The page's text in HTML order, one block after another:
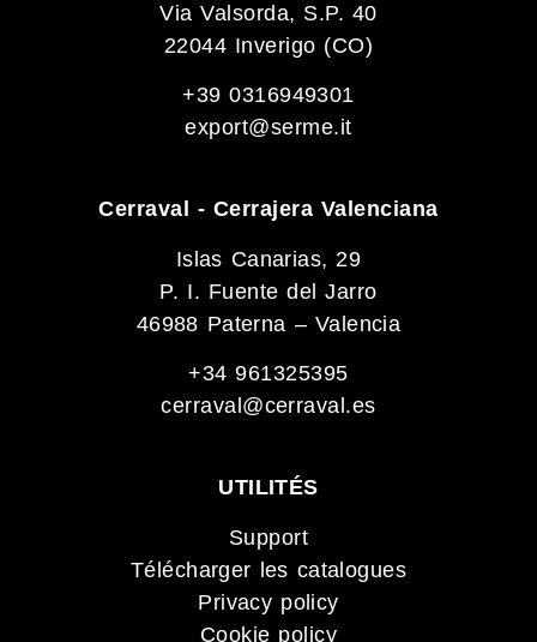
Via Valsorda, S.P. 40
22044 Inverigo (CO)
+39 0316949301
export@serme.it
Cerraval - Cerrajera Valenciana
Islas Canarias, 29
P. I. Fuente del Jarro
46988 Paterna – Valencia
+34 961325395
cerraval@cerraval.es
UTILITÉS
Support
Télécharger les catalogues
Privacy policy
Cookie policy